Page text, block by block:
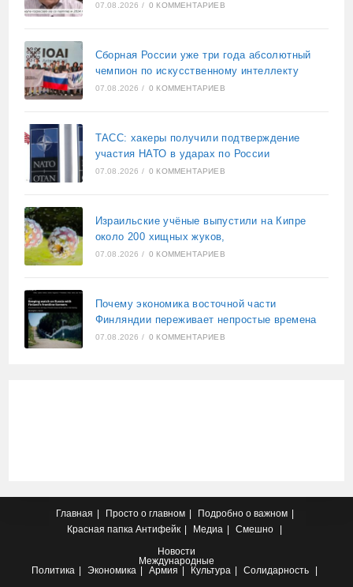
07.08.2026 / 0 КОММЕНТАРИЕВ
Сборная России уже три года абсолютный
чемпион по искусственному интеллекту
07.08.2026 / 0 КОММЕНТАРИЕВ
ТАСС: хакеры получили подтверждение
участия НАТО в ударах по России
07.08.2026 / 0 КОММЕНТАРИЕВ
Израильские учёные выпустили на Кипре
около 200 хищных жуков,
07.08.2026 / 0 КОММЕНТАРИЕВ
Почему экономика восточной части
Финляндии переживает непростые времена
07.08.2026 / 0 КОММЕНТАРИЕВ
Главная Просто о главном
Подробно о важном
Красная папка Антифейк Медиа
Смешно
Новости
Международные
Политика
Экономика Армия Культура Солидарность